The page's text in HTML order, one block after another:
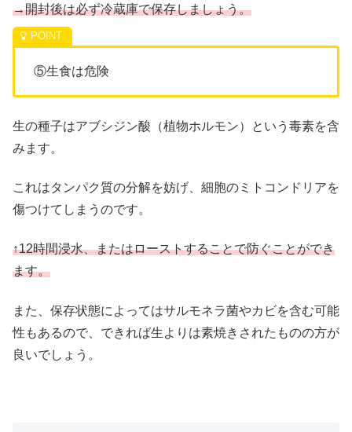
→開封後は必ず冷蔵庫で保存しましょう。
⑤生食は危険
生の種子はアブシジン酸（植物ホルモン）という毒素を含
みます。
これはタンパク質の分解を妨げ、細胞のミトコンドリアを
傷つけてしまうのです。
↑12時間浸水、またはローストすることで防ぐことができ
ます。
また、保存状態によってはサルモネラ菌やカビを含む可能
性もあるので、できれば生よりは素焼きされたものの方が
良いでしょう。